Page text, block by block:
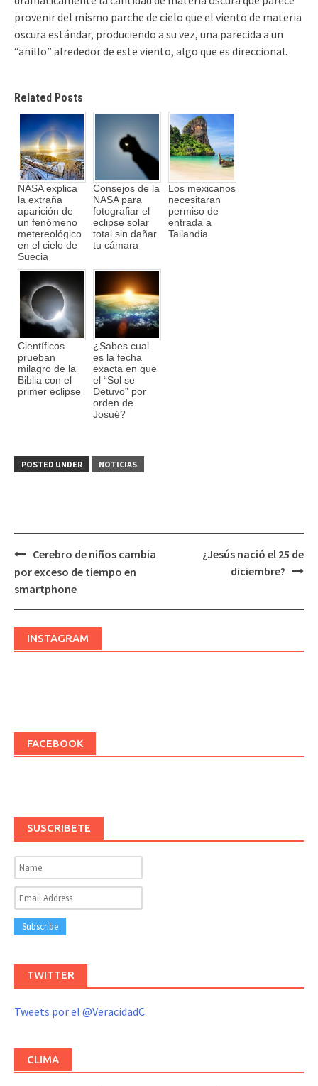
provenir del mismo parche de cielo que el viento de materia
oscura estándar, produciendo a su vez, una parecida a un
“anillo” alrededor de este viento, algo que es direccional.
Related Posts
NASA explica
la extraña
aparición de
un fenómeno
metereológico
en el cielo de
Suecia
Consejos de la
NASA para
fotografiar el
eclipse solar
total sin dañar
tu cámara
Los mexicanos
necesitaran
permiso de
entrada a
Tailandia
Científicos
prueban
milagro de la
Biblia con el
primer eclipse
¿Sabes cual
es la fecha
exacta en que
el “Sol se
Detuvo” por
orden de
Josué?
POSTED UNDER NOTICIAS
Post
navigation
Cerebro de niños cambia
por exceso de tiempo en
smartphone
¿Jesús nació el 25 de
diciembre?
INSTAGRAM
FACEBOOK
SUSCRIBETE
TWITTER
Tweets por el @VeracidadC.
CLIMA